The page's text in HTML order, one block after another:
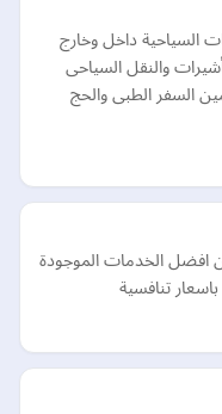
السياحية داخل وخارج
والنقل السياحى
السفر الطبى والحج
افضل الخدمات الموجودة
تنافسية